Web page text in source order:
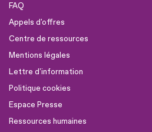
FAQ
Appels d'offres
Centre de ressources
Mentions légales
Lettre d'information
Politique cookies
Espace Presse
Ressources humaines